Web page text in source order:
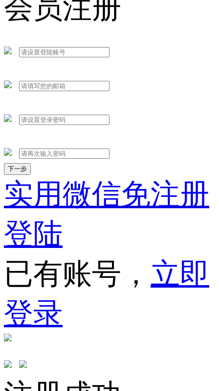
会员注册
下一步
实用微信免注册
登陆
已有账号， 立即
登录